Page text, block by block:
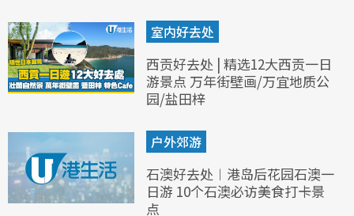
室内好去处
西贡好去处 | 精选12大西贡一日
游景点 万年街壁画/万宜地质公
园/盐田梓
户外郊游
石澳好去处︱港岛后花园石澳一
日游 10个石澳必访美食打卡景
点